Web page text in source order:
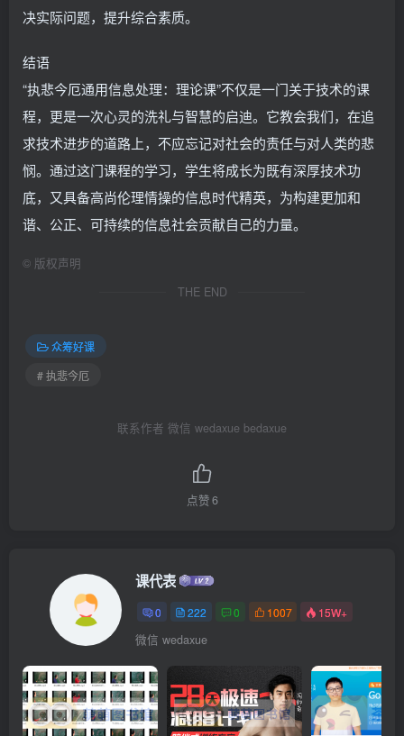
决实际问题，提升综合素质。
结语
“执悲今厄通用信息处理：理论课”不仅是一门关于技术的课
程，更是一次心灵的洗礼与智慧的启迪。它教会我们，在追
求技术进步的道路上，不应忘记对社会的责任与对人类的悲
悯。通过这门课程的学习，学生将成长为既有深厚技术功
底，又具备高尚伦理情操的信息时代精英，为构建更加和
谐、公正、可持续的信息社会贡献自己的力量。
© 版权声明
THE END
众筹好课
# 执悲今厄
联系作者 微信 wedaxue bedaxue
点赞6
课代表
0 222 0 1007 15W+
微信 wedaxue